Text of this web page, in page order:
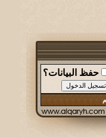
حفظ البيانات؟